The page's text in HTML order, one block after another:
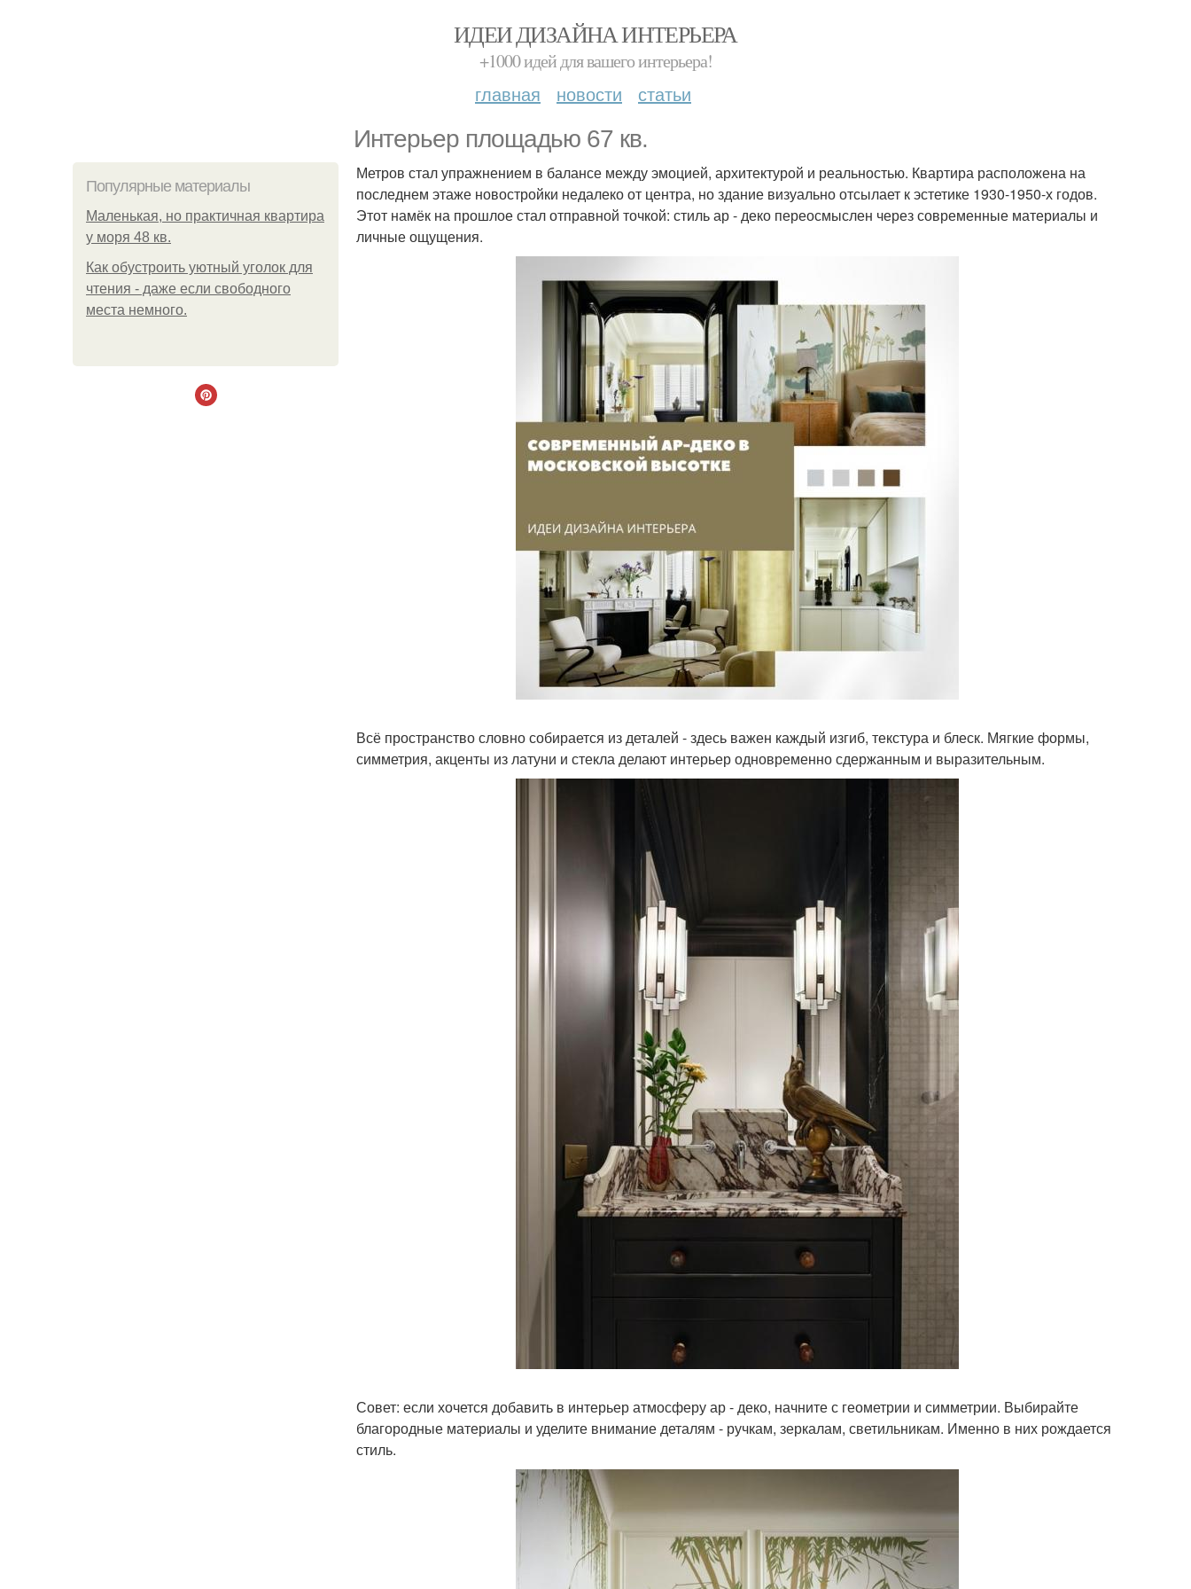
ИДЕИ ДИЗАЙНА ИНТЕРЬЕРА
+1000 идей для вашего интерьера!
главная новости статьи
Интерьер площадью 67 кв.
Популярные материалы
Маленькая, но практичная квартира
у моря 48 кв.
Как обустроить уютный уголок для
чтения - даже если свободного
места немного.
Метров стал упражнением в балансе между эмоцией, архитектурой и реальностью. Квартира расположена на
последнем этаже новостройки недалеко от центра, но здание визуально отсылает к эстетике 1930-1950-х годов.
Этот намёк на прошлое стал отправной точкой: стиль ар - деко переосмыслен через современные материалы и
личные ощущения.
Всё пространство словно собирается из деталей - здесь важен каждый изгиб, текстура и блеск. Мягкие формы,
симметрия, акценты из латуни и стекла делают интерьер одновременно сдержанным и выразительным.
Совет: если хочется добавить в интерьер атмосферу ар - деко, начните с геометрии и симметрии. Выбирайте
благородные материалы и уделите внимание деталям - ручкам, зеркалам, светильникам. Именно в них рождается
стиль.